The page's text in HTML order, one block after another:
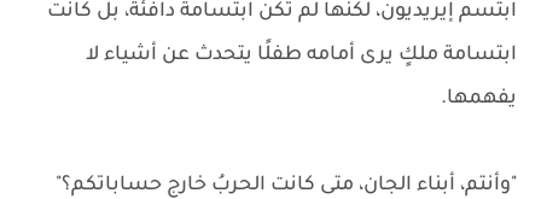
ابتسم إيريديون، لكنها لم تكن ابتسامة دافئة، بل كانت
ابتسامة ملكٍ يرى أمامه طفلًا يتحدث عن أشياء لا
يفهمها.
"وأنتم، أبناء الجان، متى كانت الحربُ خارج حساباتكم؟"